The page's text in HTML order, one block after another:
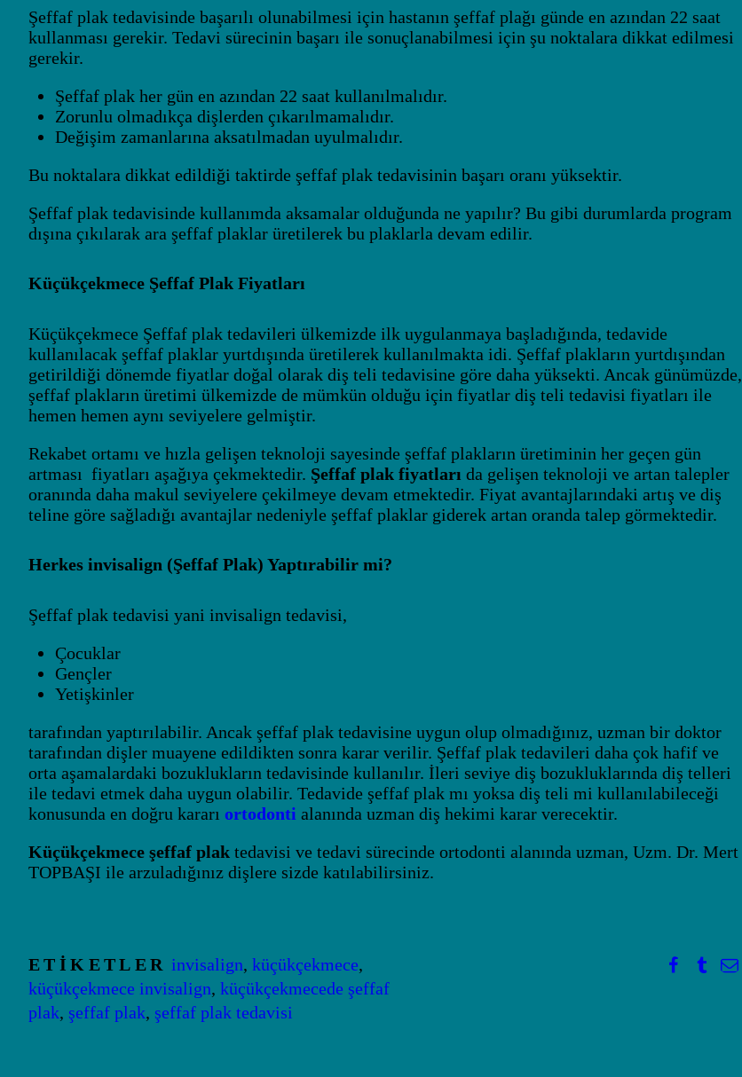
Şeffaf plak tedavisinde başarılı olunabilmesi için hastanın şeffaf plağı günde en azından 22 saat
kullanması gerekir. Tedavi sürecinin başarı ile sonuçlanabilmesi için şu noktalara dikkat edilmesi
gerekir.
Şeffaf plak her gün en azından 22 saat kullanılmalıdır.
Zorunlu olmadıkça dişlerden çıkarılmamalıdır.
Değişim zamanlarına aksatılmadan uyulmalıdır.
Bu noktalara dikkat edildiği taktirde şeffaf plak tedavisinin başarı oranı yüksektir.
Şeffaf plak tedavisinde kullanımda aksamalar olduğunda ne yapılır? Bu gibi durumlarda program
dışına çıkılarak ara şeffaf plaklar üretilerek bu plaklarla devam edilir.
Küçükçekmece Şeffaf Plak Fiyatları
Küçükçekmece Şeffaf plak tedavileri ülkemizde ilk uygulanmaya başladığında, tedavide
kullanılacak şeffaf plaklar yurtdışında üretilerek kullanılmakta idi. Şeffaf plakların yurtdışından
getirildiği dönemde fiyatlar doğal olarak diş teli tedavisine göre daha yüksekti. Ancak günümüzde,
şeffaf plakların üretimi ülkemizde de mümkün olduğu için fiyatlar diş teli tedavisi fiyatları ile
hemen hemen aynı seviyelere gelmiştir.
Rekabet ortamı ve hızla gelişen teknoloji sayesinde şeffaf plakların üretiminin her geçen gün
artması fiyatları aşağıya çekmektedir. Şeffaf plak fiyatları da gelişen teknoloji ve artan talepler
oranında daha makul seviyelere çekilmeye devam etmektedir. Fiyat avantajlarındaki artış ve diş
teline göre sağladığı avantajlar nedeniyle şeffaf plaklar giderek artan oranda talep görmektedir.
Herkes invisalign (Şeffaf Plak) Yaptırabilir mi?
Şeffaf plak tedavisi yani invisalign tedavisi,
Çocuklar
Gençler
Yetişkinler
tarafından yaptırılabilir. Ancak şeffaf plak tedavisine uygun olup olmadığınız, uzman bir doktor
tarafından dişler muayene edildikten sonra karar verilir. Şeffaf plak tedavileri daha çok hafif ve
orta aşamalardaki bozuklukların tedavisinde kullanılır. İleri seviye diş bozukluklarında diş telleri
ile tedavi etmek daha uygun olabilir. Tedavide şeffaf plak mı yoksa diş teli mi kullanılabileceği
konusunda en doğru kararı ortodonti alanında uzman diş hekimi karar verecektir.
Küçükçekmece şeffaf plak tedavisi ve tedavi sürecinde ortodonti alanında uzman, Uzm. Dr. Mert
TOPBAŞI ile arzuladığınız dişlere sizde katılabilirsiniz.
ETIKETLER invisalign, küçükçekmece,
küçükçekmece invisalign, küçükçekmecede şeffaf
plak, şeffaf plak, şeffaf plak tedavisi